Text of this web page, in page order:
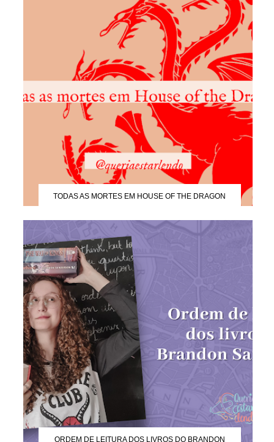
TODAS AS MORTES EM HOUSE OF THE DRAGON
ORDEM DE LEITURA DOS LIVROS DO BRANDON